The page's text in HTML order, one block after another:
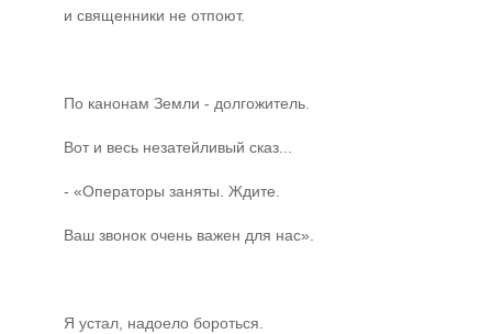
и священники не отпоют.
По канонам Земли - долгожитель.
Вот и весь незатейливый сказ...
- «Операторы заняты. Ждите.
Ваш звонок очень важен для нас».
Я устал, надоело бороться.